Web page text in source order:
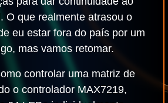
O que realmente atrasou o
eu estar fora do país por um
mas vamos retomar.
controlar uma matriz de
o controlador MAX7219,